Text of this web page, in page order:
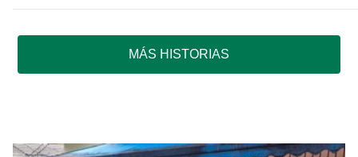
MÁS HISTORIAS